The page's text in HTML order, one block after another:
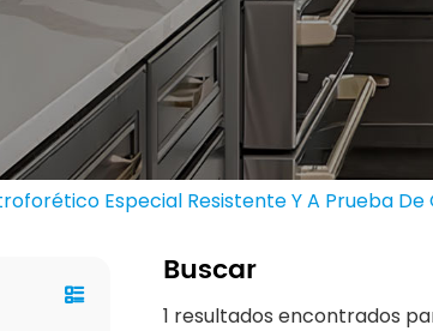
Especial Resistente Y A Prueba De
Buscar
1 resultados encontrados